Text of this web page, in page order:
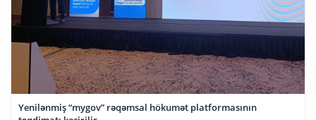
Yenilənmiş “mygov” rəqəmsal hökumət platformasının